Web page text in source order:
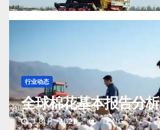
行业动态
全球棉花基本报告分析
J 8 月, 2026 TENG